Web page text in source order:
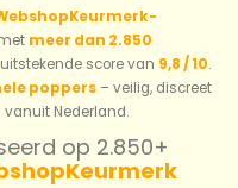
meer dan 2.850
score van 9,8 / 10.
poppers – veilig, discreet
vanuit Nederland.
op 2.850+